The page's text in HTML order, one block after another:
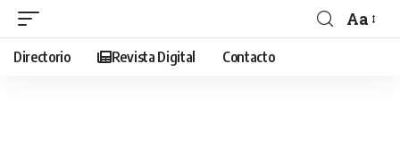
Aa
Directorio Revista Digital Contacto